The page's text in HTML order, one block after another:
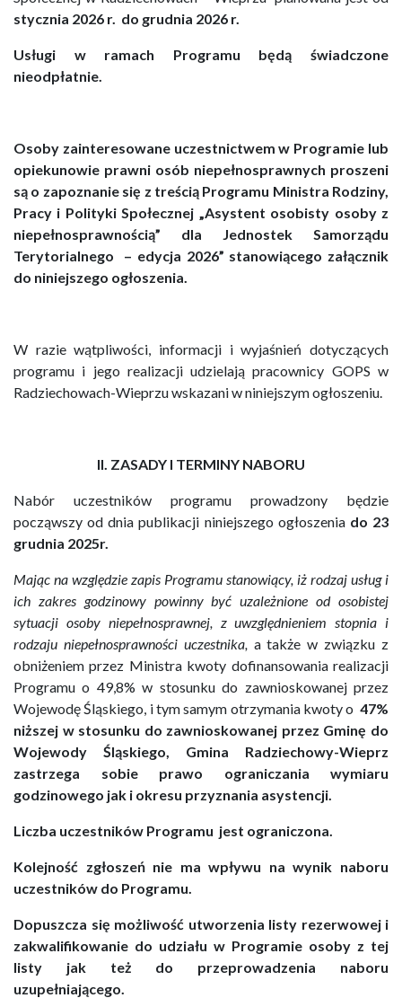
stycznia 2026 r. do grudnia 2026 r.
Usługi w ramach Programu będą świadczone
nieodpłatnie.
Osoby zainteresowane uczestnictwem w Programie lub
opiekunowie prawni osób niepełnosprawnych proszeni
są o zapoznanie się z treścią Programu Ministra Rodziny,
Pracy i Polityki Społecznej „Asystent osobisty osoby z
niepełnosprawnością” dla Jednostek Samorządu
Terytorialnego – edycja 2026” stanowiącego załącznik
do niniejszego ogłoszenia.
W razie wątpliwości, informacji i wyjaśnień dotyczących
programu i jego realizacji udzielają pracownicy GOPS w
Radziechowach-Wieprzu wskazani w niniejszym ogłoszeniu.
II. ZASADY I TERMINY NABORU
Nabór uczestników programu prowadzony będzie
począwszy od dnia publikacji niniejszego ogłoszenia do 23
grudnia 2025r.
Mając na względzie zapis Programu stanowiący, iż rodzaj usług i
ich zakres godzinowy powinny być uzależnione od osobistej
sytuacji osoby niepełnosprawnej, z uwzględnieniem stopnia i
rodzaju niepełnosprawności uczestnika,a także w związku z
obniżeniem przez Ministra kwoty dofinansowania realizacji
Programu o 49,8% w stosunku do zawnioskowanej przez
Wojewodę Śląskiego, i tym samym otrzymania kwoty o 47%
niższej w stosunku do zawnioskowanej przez Gminę do
Wojewody Śląskiego, Gmina Radziechowy-Wieprz
zastrzega sobie prawo ograniczania wymiaru
godzinowego jak i okresu przyznania asystencji.
Liczba uczestników Programu jest ograniczona.
Kolejność zgłoszeń nie ma wpływu na wynik naboru
uczestników do Programu.
Dopuszcza się możliwość utworzenia listy rezerwowej i
zakwalifikowanie do udziału w Programie osoby z tej
listy jak też do przeprowadzenia naboru
uzupełniającego.